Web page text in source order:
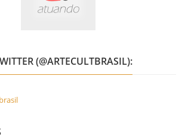
(@ARTECULTBRASIL):